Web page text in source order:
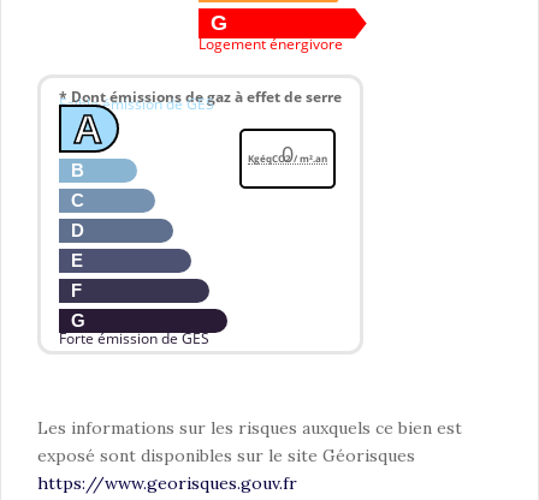
G
Logement énergivore
* Dont émissions de gaz à effet de serre
Faible émission de GES
A
B
C
D
E
F
G
Forte émission de GES
0
KgéqCO2 / m².an
Les informations sur les risques auxquels ce bien est
exposé sont disponibles sur le site Géorisques
https://www.georisques.gouv.fr